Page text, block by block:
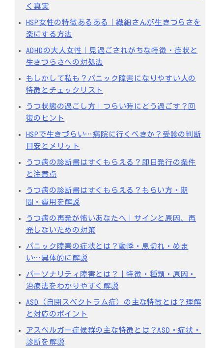
く真実
HSP女性の特徴あるある｜繊細さんが生きづらさを
楽にする方法
ADHDの大人女性｜見過ごされがちな特徴・症状と
生きづらさへの対処法
もしかして私も？パニック障害になりやすい人の
特徴とチェックリスト
うつ状態の過ごし方｜つらい時にどう過ごす？回
復のヒント
HSPで生きづらい…病院に行くべきか？受診の判断
目安とメリット
うつ病の診断書はすぐもらえる？即日発行の条件
と注意点
うつ病の診断書はすぐもらえる？もらい方・期
間・費用を解説
うつ病の再発が怖いあなたへ｜サインと原因、再
発しないための対策
パニック障害の症状とは？動悸・息切れ・めま
い…具体的に解説
パーソナリティ障害とは？｜特徴・種類・原因・
治療法をわかりやすく解説
ASD（自閉スペクトラム症）の主な特徴とは？理解
と対応のポイント
アスペルガー症候群の主な特徴とは？ASD・症状・
診断を解説